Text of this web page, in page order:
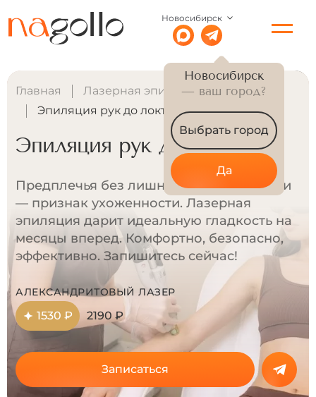
Новосибирск
Новосибирск
— ваш город?
Выбрать город
Да
Главная
Лазерная эпиляция для женщин
Эпиляция рук до локтя
Эпиляция рук до локтя
Предплечья без лишней растительности
— признак ухоженности. Лазерная
эпиляция дарит идеальную гладкость на
месяцы вперед. Комфортно, безопасно,
эффективно. Запишитесь сейчас!
АЛЕКСАНДРИТОВЫЙ ЛАЗЕР
1530 ₽ 2190 ₽
Записаться